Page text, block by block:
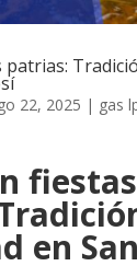
patrias:
22, 2025 | gas
fiestas
en